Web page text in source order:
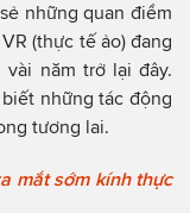
những quan điểm
(thực tế ảo) đang
năm trở lại đây.
những tác động
tương lai.
mắt sớm kính thực